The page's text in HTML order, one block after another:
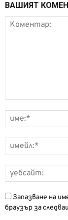
ВАШИЯТ
Запазване на
браузър за